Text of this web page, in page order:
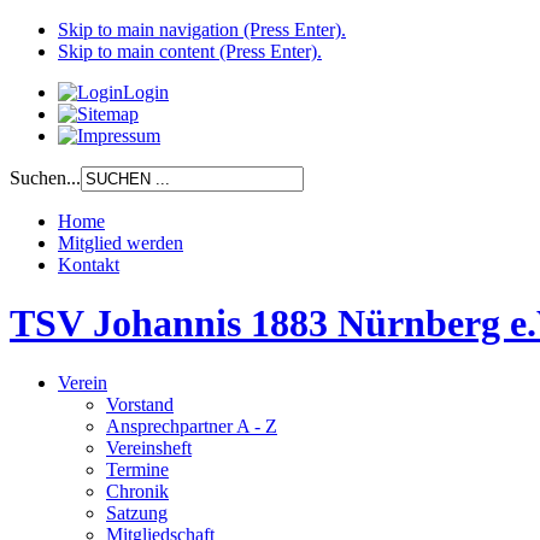
Skip to main navigation (Press Enter).
Skip to main content (Press Enter).
Login
Suchen...
Home
Mitglied werden
Kontakt
TSV Johannis 1883 Nürnberg
Verein
Vorstand
Ansprechpartner A - Z
Vereinsheft
Termine
Chronik
Satzung
Mitgliedschaft